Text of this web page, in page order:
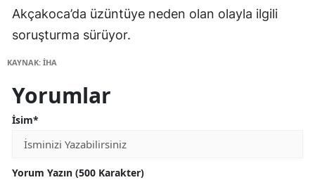
Akçakoca’da üzüntüye neden olan olayla ilgili
soruşturma sürüyor.
KAYNAK: İHA
Yorumlar
İsim*
Yorum Yazın (500 Karakter)